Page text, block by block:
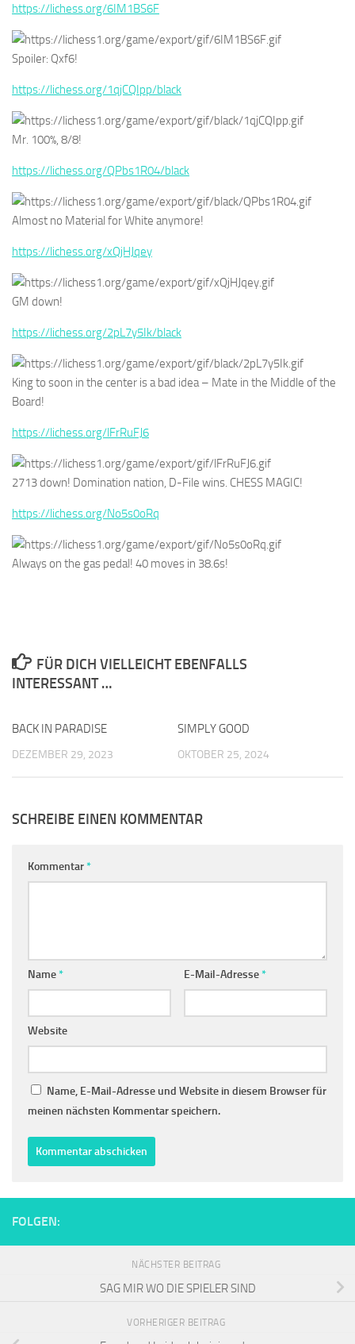
https://lichess.org/6IM1BS6F
Spoiler: Qxf6!
https://lichess.org/1qjCQIpp/black
Mr. 100%, 8/8!
https://lichess.org/QPbs1R04/black
Almost no Material for White anymore!
https://lichess.org/xQjHJqey
GM down!
https://lichess.org/2pL7y5Ik/black
King to soon in the center is a bad idea – Mate in the Middle of the
Board!
https://lichess.org/lFrRuFJ6
2713 down! Domination nation, D-File wins. CHESS MAGIC!
https://lichess.org/No5s0oRq
Always on the gas pedal! 40 moves in 38.6s!
FÜR DICH VIELLEICHT EBENFALLS
INTERESSANT …
BACK IN PARADISE
DEZEMBER 29, 2023
SIMPLY GOOD
OKTOBER 25, 2024
SCHREIBE EINEN KOMMENTAR
Kommentar*
Name* E-Mail-Adresse*
Website
Name, E-Mail-Adresse und Website in diesem Browser für
meinen nächsten Kommentar speichern.
FOLGEN:
NÄCHSTER BEITRAG
SAG MIR WO DIE SPIELER SIND
VORHERIGER BEITRAG